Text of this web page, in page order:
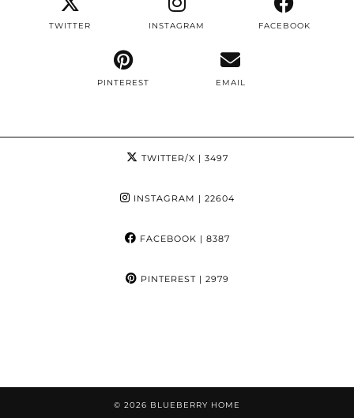
TWITTER INSTAGRAM FACEBOOK
PINTEREST EMAIL
TWITTER/X | 3497
INSTAGRAM | 22604
FACEBOOK | 8387
PINTEREST| 2979
© 2026 BLUEBERRY HOME